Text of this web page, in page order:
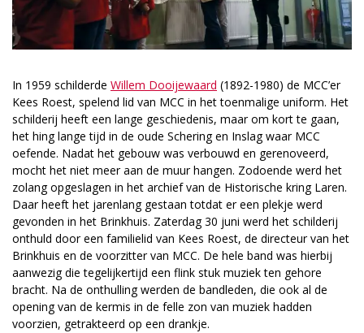
In 1959 schilderde Willem Dooijewaard (1892-1980) de MCC’er
Kees Roest, spelend lid van MCC in het toenmalige uniform. Het
schilderij heeft een lange geschiedenis, maar om kort te gaan,
het hing lange tijd in de oude Schering en Inslag waar MCC
oefende. Nadat het gebouw was verbouwd en gerenoveerd,
mocht het niet meer aan de muur hangen. Zodoende werd het
zolang opgeslagen in het archief van de Historische kring Laren.
Daar heeft het jarenlang gestaan totdat er een plekje werd
gevonden in het Brinkhuis. Zaterdag 30 juni werd het schilderij
onthuld door een familielid van Kees Roest, de directeur van het
Brinkhuis en de voorzitter van MCC. De hele band was hierbij
aanwezig die tegelijkertijd een flink stuk muziek ten gehore
bracht. Na de onthulling werden de bandleden, die ook al de
opening van de kermis in de felle zon van muziek hadden
voorzien, getrakteerd op een drankje.